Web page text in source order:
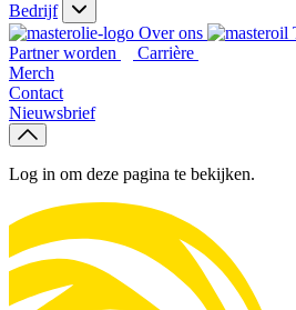
Bedrijf
Over ons
Partner worden
Carrière
Merch
Contact
Nieuwsbrief
Log in om deze pagina te bekijken.